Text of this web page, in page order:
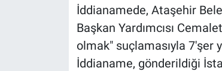
İddianamede, Ataşehir
Başkan Yardımcısı
olmak" suçlamasıyla 7'şer
İddianame, gönderildiği
Koronavirüs
Kültür Sanat